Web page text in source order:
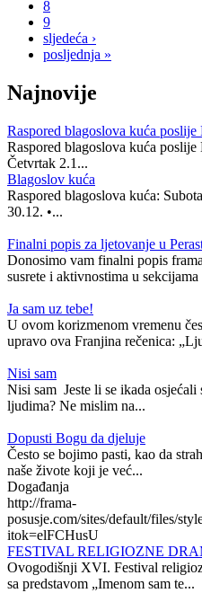
8
9
sljedeća ›
posljednja »
Najnovije
Raspored blagoslova kuća
Raspored blagoslova kuća
Četvrtak 2.1...
Blagoslov kuća
Raspored blagoslova kuća:
30.12. •...
Finalni popis za ljetovanje u
Donosimo vam finalni popis
susrete i aktivnostima u
Ja sam uz tebe!
U ovom korizmenom vremenu
upravo ova Franjina rečenica:
Nisi sam
Nisi sam Jeste li se ikada
ljudima? Ne mislim na...
Dopusti Bogu da djeluje
Često se bojimo pasti, kao da
naše živote koji je već...
Događanja
http://frama-
posusje.com/sites/default/files/
itok=elFCHusU
FESTIVAL RELIGIOZNE
Ovogodišnji XVI. Festival
sa predstavom „Imenom sam te...